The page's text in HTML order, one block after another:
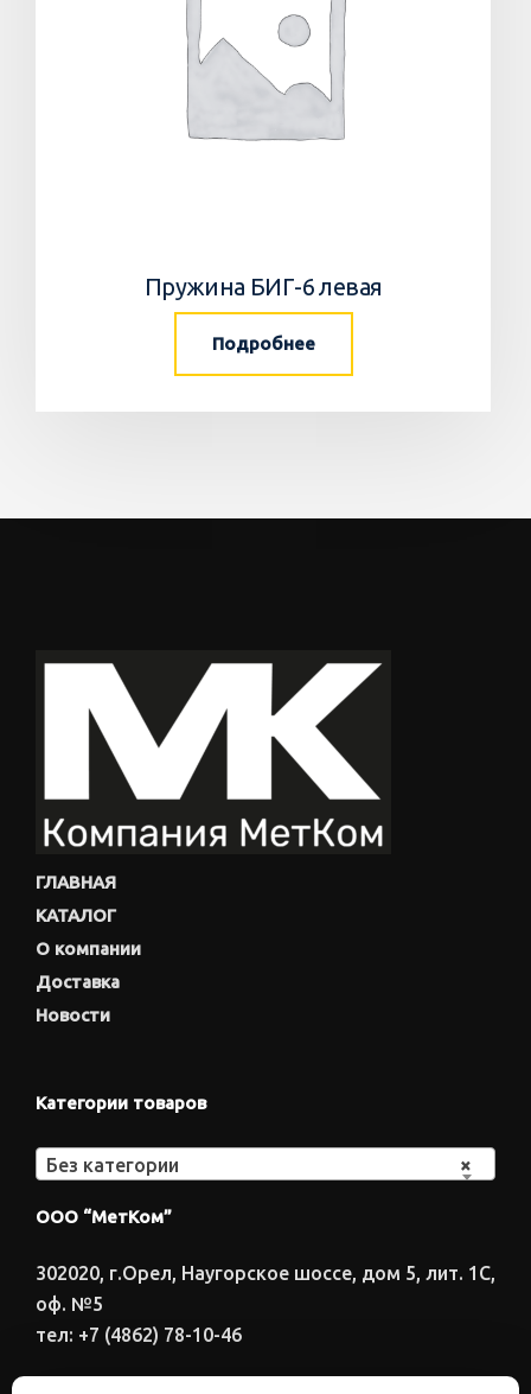
Пружина БИГ-6 левая
Подробнее
ГЛАВНАЯ
КАТАЛОГ
О компании
Доставка
Новости
Категории товаров
×
Без категории
ООО “МетКом”
302020, г.Орел, Наугорское шоссе, дом 5, лит. 1С,
оф. №5
тел: +7 (4862) 78-10-46